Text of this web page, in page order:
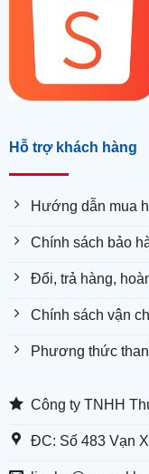
Hỗ trợ khách hàng
Hướng dẫn mua
Chính sách bảo
Đổi, trả hàng,
Chính sách vận
Phương thức
Công ty TNHH
ĐC: Số 483 Vạn